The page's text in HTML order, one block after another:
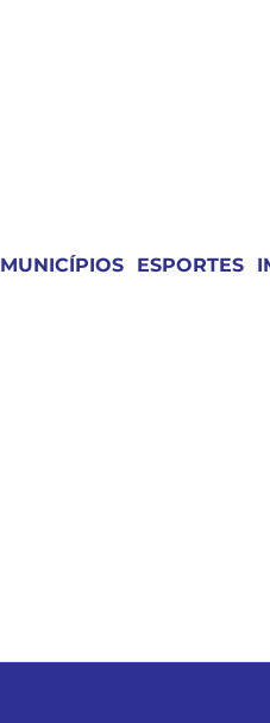
MUNICÍPIOS ESPORTES